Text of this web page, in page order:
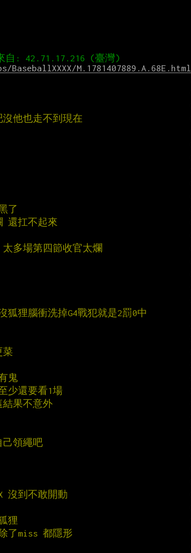
M.1781407889.A.68E.html
他也走不到現在
了
還扛不起來
多場第四節收官太爛
狸腦衝洗掉G4戰犯就是2罰0中
菜
鬼
少還要看1場
果不意外
領繩吧
沒到不敢開動
狸
了miss 都隱形